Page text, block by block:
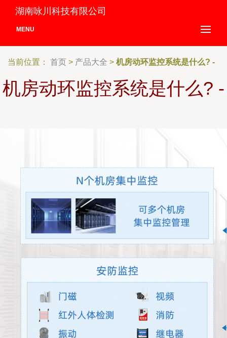
湖南咏川科技有限公司
MENU
当前位置： 首页 > 产品大全 > 机房动环监控系统是什么? -
机房动环监控系统是什么? -